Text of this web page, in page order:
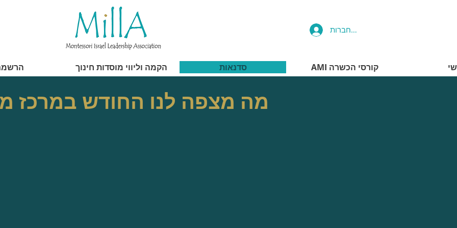
להתחברות
הקמה וליווי מוסדות חינוך סדנאות AMI קורסי הכשרה
מה מצפה לנו החודש במרכז